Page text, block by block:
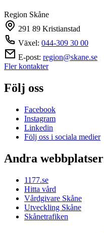
Region Skåne
291 89 Kristianstad
Växel: 044-309 30 00
E-post: region@skane.se
Fler kontakter
Följ oss
Facebook
Instagram
Linkedin
Följ oss i sociala medier
Andra webbplatser
1177.se
Hitta vård
Vårdgivare Skåne
Utveckling Skåne
Skånetrafiken